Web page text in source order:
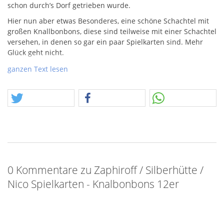
schon durch’s Dorf getrieben wurde.
Hier nun aber etwas Besonderes, eine schöne Schachtel mit
großen Knallbonbons, diese sind teilweise mit einer Schachtel
versehen, in denen so gar ein paar Spielkarten sind. Mehr
Glück geht nicht.
Wir haben bereits die dritte Novemberwoche im Jahr 2025!
schon geliefert. Wir stecken gedanklich auch schon in den
Vorbereitugnen zum Ladenverkauf!
ganzen Text lesen
0 Kommentare zu Zaphiroff / Silberhütte /
Nico Spielkarten - Knalbonbons 12er